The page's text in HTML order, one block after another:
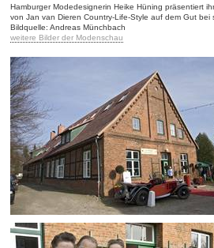
Hamburger Modedesignerin Heike Hüning präsentiert
von Jan van Dieren Country-Life-Style auf dem Gut bei
Bildquelle: Andreas Münchbach
weitere Bilder der Modenschau